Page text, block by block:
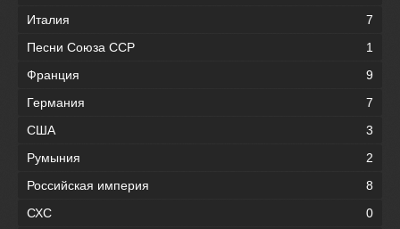
Италия
7
Песни Союза ССР
1
Франция
9
Германия
7
США
3
Румыния
2
Российская империя
8
СХС
0